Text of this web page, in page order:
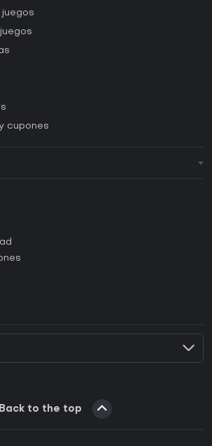
cupones
Key de Steam?
Key de Epic Games?
Key de GOG?
Key de Ubisoft Connect?
Back to the top